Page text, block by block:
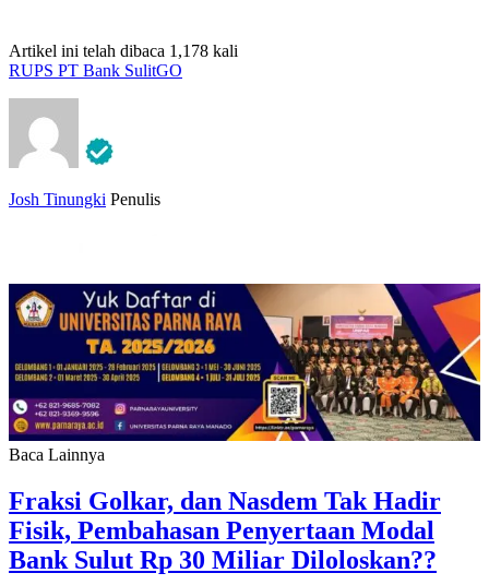
Artikel ini telah dibaca 1,178 kali
RUPS PT Bank SulitGO
Josh Tinungki Penulis
Baca Lainnya
Fraksi Golkar, dan Nasdem Tak Hadir
Fisik, Pembahasan Penyertaan Modal
Bank Sulut Rp 30 Miliar Diloloskan??